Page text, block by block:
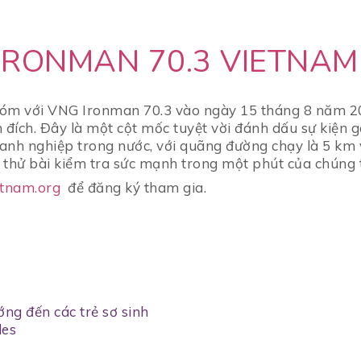
70.3
với VNG Ironman 70.3 vào ngày 15 tháng 8 năm
Đây là một cột mốc tuyệt vời đánh dấu sự kiện
nghiệp trong nước, với quãng đường chạy là 5
bài kiểm tra sức mạnh trong một phút của chúng
để đăng ký tham gia.
đến các trẻ sơ sinh